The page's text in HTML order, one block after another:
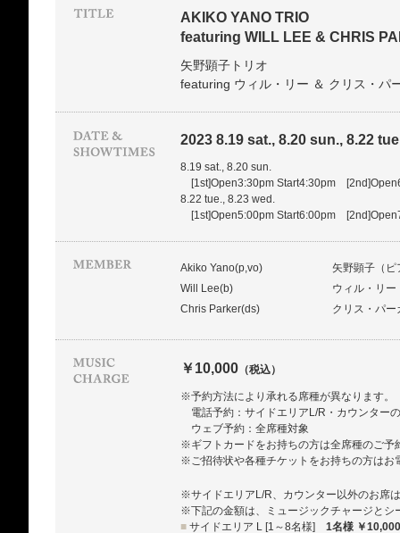
AKIKO YANO TRIO
featuring WILL LEE & CHRIS
矢野顕子トリオ
featuring ウィル・リー ＆ クリス・パ
2023 8.19 sat., 8.20 sun., 8.22
8.19 sat., 8.20 sun.
[1st]Open3:30pm Start4:30pm
8.22 tue., 8.23 wed.
[1st]Open5:00pm Start6:00pm
Akiko Yano(p,vo)
矢野顕子（
Will Lee(b)
ウィル・リー
Chris Parker(ds)
クリス・パ
￥10,000 （税込）
※予約方法により承れる席種が異なります。
電話予約：サイドエリアL/R・カウンター
ウェブ予約：全席種対象
※ギフトカードをお持ちの方は全席種のご予
※ご招待状や各種チケットをお持ちの方はお
※サイドエリアL/R、カウンター以外のお席
※下記の金額は、ミュージックチャージとシ
■ サイドエリア L [1～8名様] 1名様 ￥10,000